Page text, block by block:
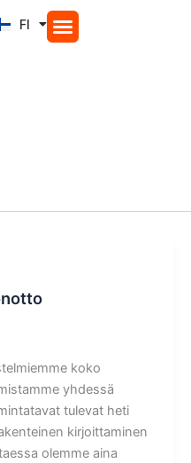
FI
EN
koko
yhdessä
tulevat heti
kirjoittaminen
olemme aina